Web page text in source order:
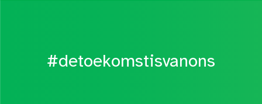
#detoekomstisvanons